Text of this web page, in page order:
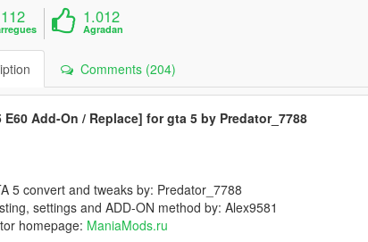
1.012
Agradan
Comments (204)
E60 Add-On / Replace] for gta 5 by Predator_7788
5 convert and tweaks by: Predator_7788
settings and ADD-ON method by: Alex9581
homepage: ManiaMods.ru